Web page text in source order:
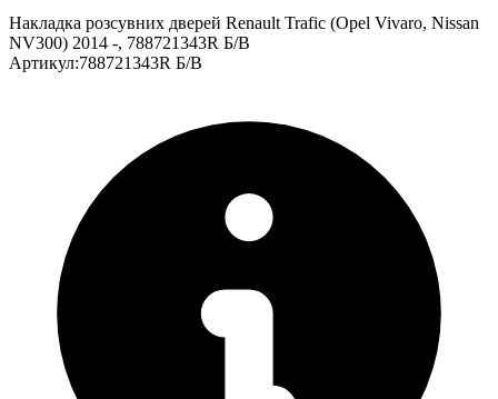
Накладка розсувних дверей Renault Trafic (Opel Vivaro, Nissan
NV300) 2014 -, 788721343R Б/В
Артикул:788721343R Б/В